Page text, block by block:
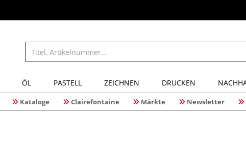
ÖL PASTELL ZEICHNEN DRUCKEN
Kataloge Clairefontaine Märkte Newsletter